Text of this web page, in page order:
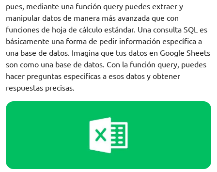
pues, mediante una función query puedes extraer y
manipular datos de manera más avanzada que con
funciones de hoja de cálculo estándar. Una consulta SQL es
básicamente una forma de pedir información específica a
una base de datos. Imagina que tus datos en Google Sheets
son como una base de datos. Con la función query, puedes
hacer preguntas específicas a esos datos y obtener
respuestas precisas.